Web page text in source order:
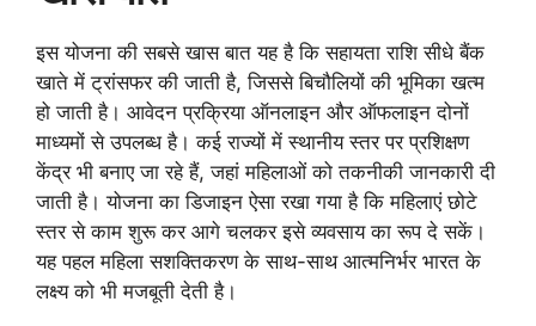
इस योजना की सबसे खास बात यह है कि सहायता राशि सीधे बैंक
खाते में ट्रांसफर की जाती है, जिससे बिचौलियों की भूमिका खत्म
हो जाती है। आवेदन प्रक्रिया ऑनलाइन और ऑफलाइन दोनों
माध्यमों से उपलब्ध है। कई राज्यों में स्थानीय स्तर पर प्रशिक्षण
केंद्र भी बनाए जा रहे हैं, जहां महिलाओं को तकनीकी जानकारी दी
जाती है। योजना का डिजाइन ऐसा रखा गया है कि महिलाएं छोटे
स्तर से काम शुरू कर आगे चलकर इसे व्यवसाय का रूप दे सकें।
यह पहल महिला सशक्तिकरण के साथ-साथ आत्मनिर्भर भारत के
लक्ष्य को भी मजबूती देती है।